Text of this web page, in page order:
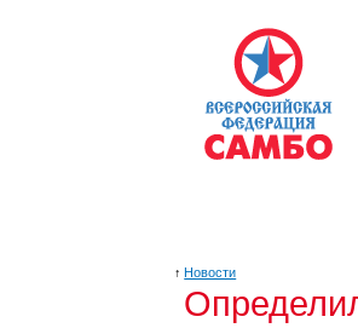
↑ Новости